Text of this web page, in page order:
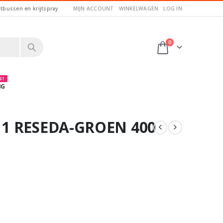
en krijtspray MIJN ACCOUNT WINKELWAGEN LOG IN
0
!
RESEDA-GROEN 400